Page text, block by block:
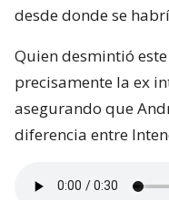
desde donde se
Quien desmintió
precisamente la ex
asegurando que
diferencia entre